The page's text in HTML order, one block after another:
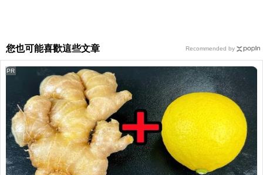
您也可能喜歡這些文章
PR
Recommended by